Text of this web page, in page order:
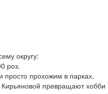
округу:
роз.
прохожим в парках.
превращают